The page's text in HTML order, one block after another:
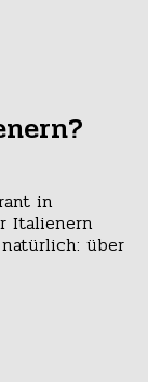
in
Italienern
über